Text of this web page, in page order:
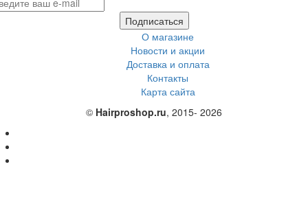
Подписаться
О магазине
Новости и акции
Доставка и оплата
Контакты
Карта сайта
© Hairproshop.ru, 2015- 2026